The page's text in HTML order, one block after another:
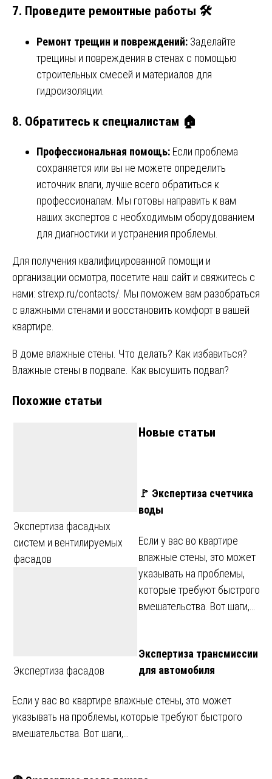
7. Проведите ремонтные работы 🛠️
Ремонт трещин и повреждений: Заделайте
трещины и повреждения в стенах с помощью
строительных смесей и материалов для
гидроизоляции.
8. Обратитесь к специалистам 🏠
Профессиональная помощь: Если проблема
сохраняется или вы не можете определить
источник влаги, лучше всего обратиться к
профессионалам. Мы готовы направить к вам
наших экспертов с необходимым оборудованием
для диагностики и устранения проблемы.
Для получения квалифицированной помощи и
организации осмотра, посетите наш сайт и свяжитесь с
нами: strexp.ru/contacts/ . Мы поможем вам разобраться
с влажными стенами и восстановить комфорт в вашей
квартире.
Навигация
записям
В доме влажные стены. Что делать? Как избавиться?
Влажные стены в подвале. Как высушить подвал?
Похожие статьи
Экспертиза фасадных
систем и вентилируемых
фасадов
Экспертиза фасадов
Новые статьи
🚩 Экспертиза счетчика
воды
Если у вас во квартире
влажные стены, это может
указывать на проблемы,
которые требуют быстрого
вмешательства. Вот шаги,…
Экспертиза трансмиссии
для автомобиля
Если у вас во квартире влажные стены, это может
указывать на проблемы, которые требуют быстрого
вмешательства. Вот шаги,…